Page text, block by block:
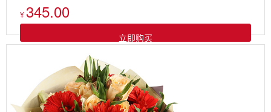
¥ 345.00
立即购买